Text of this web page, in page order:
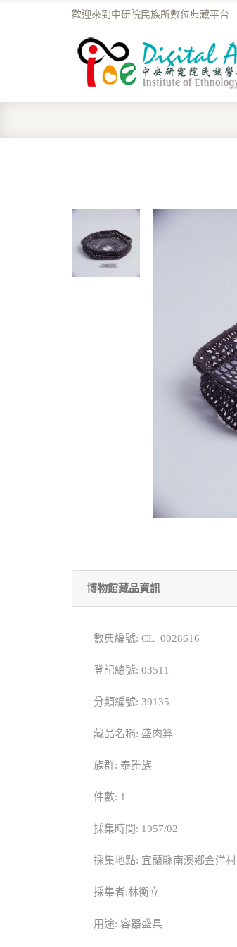
歡迎來到中研院民族所數位典藏平台
博物館藏品資訊
數典編號: CL_0028616
登記總號: 03511
分類編號: 30135
藏品名稱: 盛肉笲
族群: 泰雅族
件數: 1
採集時間: 1957/02
採集地點: 宜蘭縣南澳鄉金洋村
採集者:林衡立
用途: 容器盛具